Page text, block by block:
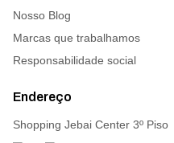
Nosso Blog
Marcas que trabalhamos
Responsabilidade social
Endereço
Shopping Jebai Center 3º Piso